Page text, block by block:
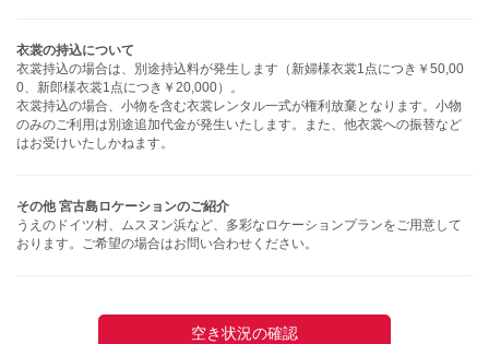
衣裳の持込について
衣裳持込の場合は、別途持込料が発生します（新婦様衣裳1点につき￥50,00
0、新郎様衣裳1点につき￥20,000）。
衣裳持込の場合、小物を含む衣裳レンタル一式が権利放棄となります。小物
のみのご利用は別途追加代金が発生いたします。また、他衣裳への振替など
はお受けいたしかねます。
その他 宮古島ロケーションのご紹介
うえのドイツ村、ムスヌン浜など、多彩なロケーションプランをご用意して
おります。ご希望の場合はお問い合わせください。
空き状況の確認